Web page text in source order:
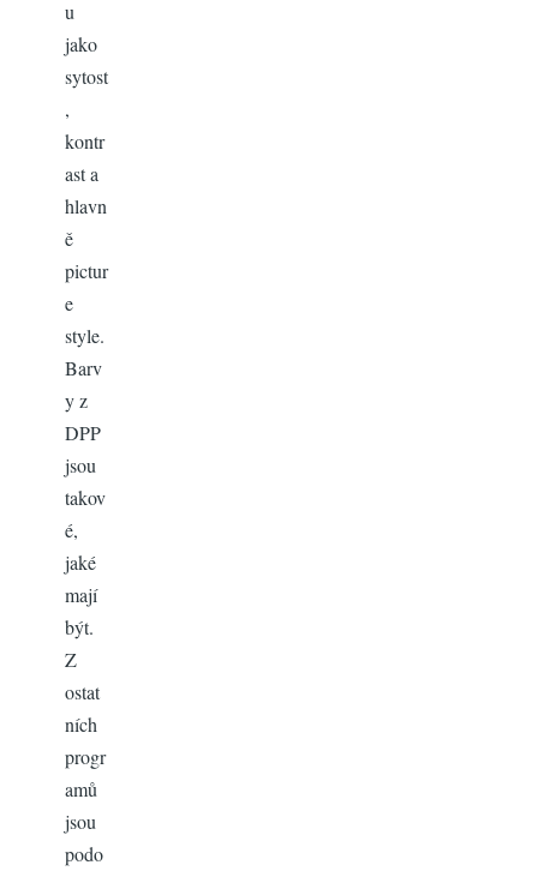
u
jako
sytost
,
kontr
ast a
hlavn
ě
pictur
e
style.
Barv
y z
DPP
jsou
takov
é,
jaké
mají
být.
Z
ostat
ních
progr
amů
jsou
podo